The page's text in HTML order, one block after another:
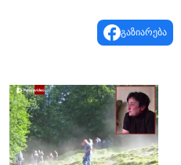
გაზიარება